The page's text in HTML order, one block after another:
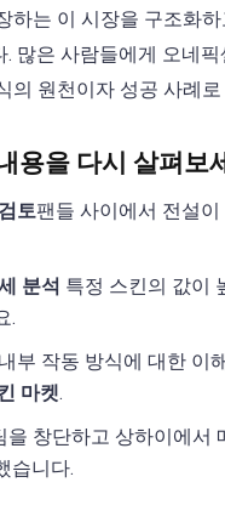
하는 이 시장을 구조화
많은 사람들에게 오네
의 원천이자 성공 사례
용을 다시 살펴보
토팬들 사이에서 전설이
분석 특정 스킨의 값이
.
부 작동 방식에 대한 이
마켓.
을 창단하고 상하이에서
습니다.